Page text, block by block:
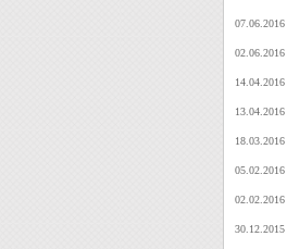
07.06.2016
02.06.2016
14.04.2016
13.04.2016
18.03.2016
05.02.2016
02.02.2016
30.12.2015